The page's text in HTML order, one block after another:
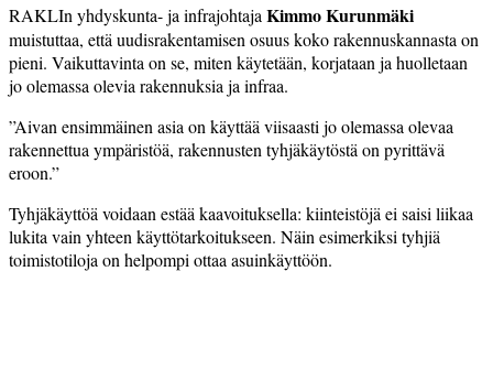
RAKLIn yhdyskunta- ja infrajohtaja Kimmo Kurunmäki
muistuttaa, että uudisrakentamisen osuus koko rakennuskannasta on
pieni. Vaikuttavinta on se, miten käytetään, korjataan ja huolletaan
jo olemassa olevia rakennuksia ja infraa.
”Aivan ensimmäinen asia on käyttää viisaasti jo olemassa olevaa
rakennettua ympäristöä, rakennusten tyhjäkäytöstä on pyrittävä
eroon.”
Tyhjäkäyttöä voidaan estää kaavoituksella: kiinteistöjä ei saisi liikaa
lukita vain yhteen käyttötarkoitukseen. Näin esimerkiksi tyhjiä
toimistotiloja on helpompi ottaa asuinkäyttöön.